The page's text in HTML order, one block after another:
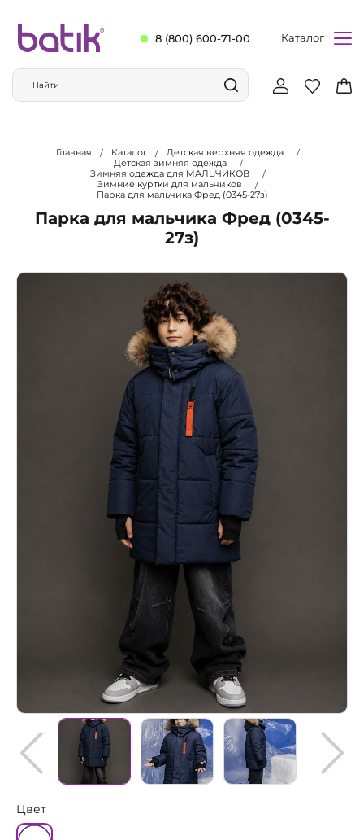
8 (800) 600-71-00 Каталог
Главная Каталог
Детская верхняя одежда
Детская зимняя одежда
Зимняя одежда для МАЛЬЧИКОВ
Зимние куртки для мальчиков
Парка для мальчика Фред (0345-27з)
Парка для мальчика Фред (0345-
27з)
Цвет